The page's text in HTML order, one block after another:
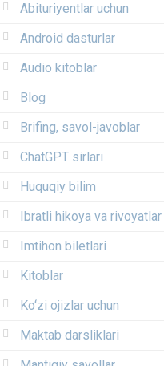
Abituriyentlar uchun
Android dasturlar
Audio kitoblar
Blog
Brifing, savol-javoblar
ChatGPT sirlari
Huquqiy bilim
Ibratli hikoya va rivoyatlar
Imtihon biletlari
Kitoblar
Ko‘zi ojizlar uchun
Maktab darsliklari